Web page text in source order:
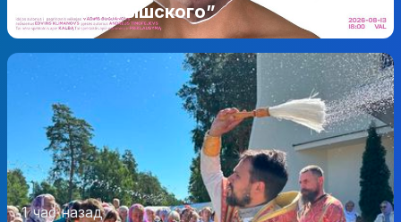
“Уроки латышского”
1 час назад